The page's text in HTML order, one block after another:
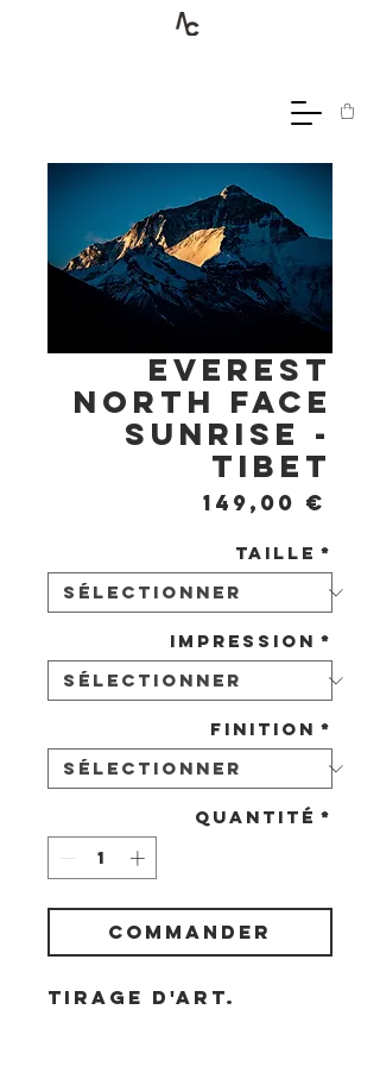
Everest
North Face
Sunrise -
Tibet
149,00 €
Taille *
Impression *
Finition *
Quantité *
COMMANDER
Tirage d'art.